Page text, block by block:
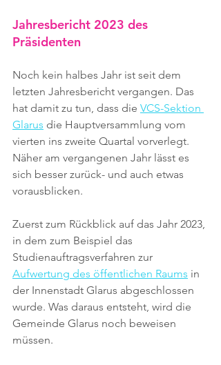
Jahresbericht 2023 des
Präsidenten
Noch kein halbes Jahr ist seit dem
letzten Jahresbericht vergangen. Das
hat damit zu tun, dass die VCS-Sektion
Glarus die Hauptversammlung vom
vierten ins zweite Quartal vorverlegt.
Näher am vergangenen Jahr lässt es
sich besser zurück- und auch etwas
vorausblicken.
Zuerst zum Rückblick auf das Jahr 2023,
in dem zum Beispiel das
Studienauftragsverfahren zur
Aufwertung des öffentlichen Raums in
der Innenstadt Glarus abgeschlossen
wurde. Was daraus entsteht, wird die
Gemeinde Glarus noch beweisen
müssen.